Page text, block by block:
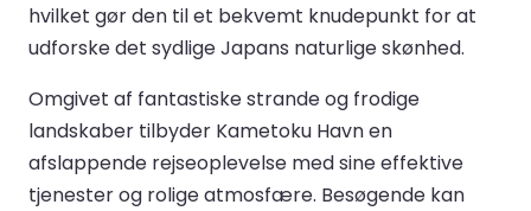
hvilket gør den til et bekvemt knudepunkt for at
udforske det sydlige Japans naturlige skønhed.
Omgivet af fantastiske strande og frodige
landskaber tilbyder Kametoku Havn en
afslappende rejseoplevelse med sine effektive
tjenester og rolige atmosfære. Besøgende kan